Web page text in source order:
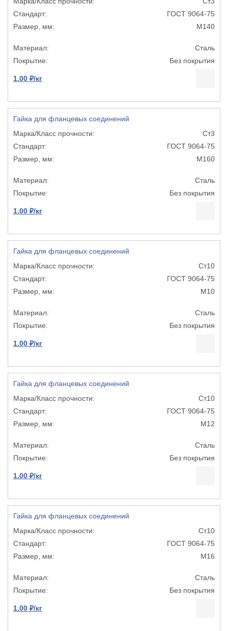
ГОСТ 9064-75
М140
Сталь
Без покрытия
1.00 ₽/кг
Гайка для фланцевых соединений
Ст3
ГОСТ 9064-75
М160
Сталь
Без покрытия
1.00 ₽/кг
Гайка для фланцевых соединений
Ст10
ГОСТ 9064-75
М10
Сталь
Без покрытия
1.00 ₽/кг
Гайка для фланцевых соединений
Ст10
ГОСТ 9064-75
М12
Сталь
Без покрытия
1.00 ₽/кг
Гайка для фланцевых соединений
Ст10
ГОСТ 9064-75
М16
Сталь
Без покрытия
1.00 ₽/кг